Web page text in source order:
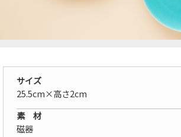
サイズ
25.5cm×高さ2cm
素 材
磁器